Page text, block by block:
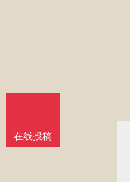
在线投稿